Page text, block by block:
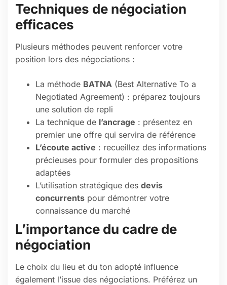
Techniques de négociation
efficaces
Plusieurs méthodes peuvent renforcer votre
position lors des négociations :
La méthode BATNA (Best Alternative To a
Negotiated Agreement) : préparez toujours
une solution de repli
La technique de l’ancrage : présentez en
premier une offre qui servira de référence
L’écoute active : recueillez des informations
précieuses pour formuler des propositions
adaptées
L’utilisation stratégique des devis
concurrents pour démontrer votre
connaissance du marché
L’importance du cadre de
négociation
Le choix du lieu et du ton adopté influence
également l’issue des négociations. Préférez un